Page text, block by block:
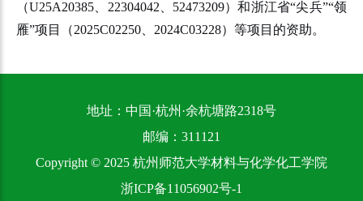
（U25A20385、22304042、52473209）和浙江省“尖兵”“领
雁”项目（2025C02250、2024C03228）等项目的资助。
地址：中国·杭州·余杭塘路2318号
邮编：311121
Copyright © 2025 杭州师范大学材料与化学化工学院
浙ICP备11056902号-1